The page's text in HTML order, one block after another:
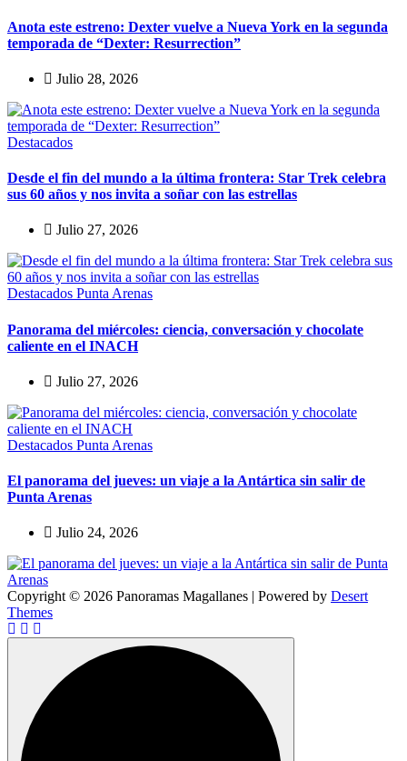
Anota este estreno: Dexter vuelve a Nueva York en la segunda
temporada de “Dexter: Resurrection”
Julio 28, 2026
Destacados
Desde el fin del mundo a la última frontera: Star Trek celebra
sus 60 años y nos invita a soñar con las estrellas
Julio 27, 2026
Destacados Punta Arenas
Panorama del miércoles: ciencia, conversación y chocolate
caliente en el INACH
Julio 27, 2026
Destacados Punta Arenas
El panorama del jueves: un viaje a la Antártica sin salir de
Punta Arenas
Julio 24, 2026
Copyright © 2026 Panoramas Magallanes | Powered by Desert
Themes